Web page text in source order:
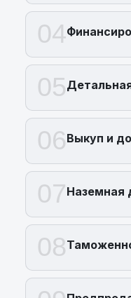
04
05
06Выкуп и
07Наземная
08